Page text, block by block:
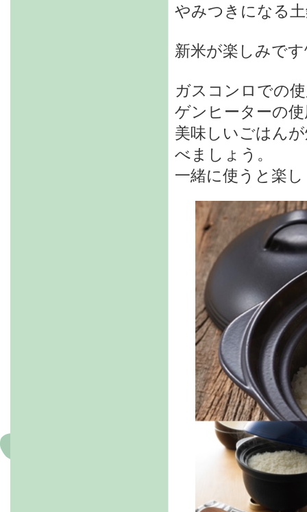
やみつきになる
新米が楽しみで
ガスコンロでの
ゲンヒーターの
美味しいごはん
べましょう。
一緒に使うと楽